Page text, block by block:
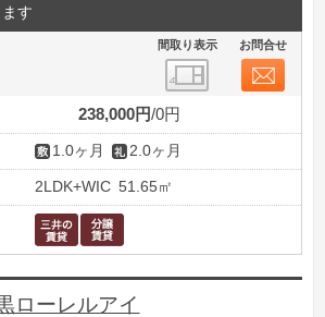
す
間取り表示 お問合せ
238,000円 0円
1.0ヶ月 2.0ヶ月
2LDK+WIC 51.65㎡
ローレルアイ